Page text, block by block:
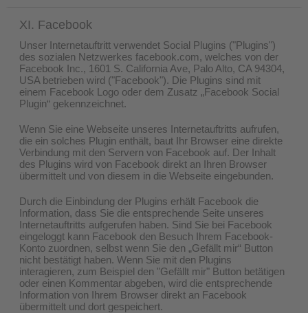
XI. Facebook
Unser Internetauftritt verwendet Social Plugins ("Plugins")
des sozialen Netzwerkes facebook.com, welches von der
Facebook Inc., 1601 S. California Ave, Palo Alto, CA 94304,
USA betrieben wird ("Facebook"). Die Plugins sind mit
einem Facebook Logo oder dem Zusatz „Facebook Social
Plugin“ gekennzeichnet.
Wenn Sie eine Webseite unseres Internetauftritts aufrufen,
die ein solches Plugin enthält, baut Ihr Browser eine direkte
Verbindung mit den Servern von Facebook auf. Der Inhalt
des Plugins wird von Facebook direkt an Ihren Browser
übermittelt und von diesem in die Webseite eingebunden.
Durch die Einbindung der Plugins erhält Facebook die
Information, dass Sie die entsprechende Seite unseres
Internetauftritts aufgerufen haben. Sind Sie bei Facebook
eingeloggt kann Facebook den Besuch Ihrem Facebook-
Konto zuordnen, selbst wenn Sie den „Gefällt mir“ Button
nicht bestätigt haben. Wenn Sie mit den Plugins
interagieren, zum Beispiel den "Gefällt mir" Button betätigen
oder einen Kommentar abgeben, wird die entsprechende
Information von Ihrem Browser direkt an Facebook
übermittelt und dort gespeichert.